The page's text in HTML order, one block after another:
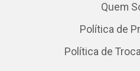
Quem
Política de
Política de